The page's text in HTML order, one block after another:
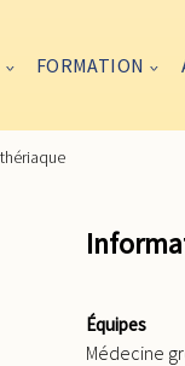
FORMATION
Équipes
Médecine